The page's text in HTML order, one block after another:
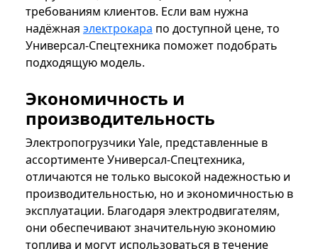
требованиям клиентов. Если вам нужна
надёжная электрокара по доступной цене, то
Универсал-Спецтехника поможет подобрать
подходящую модель.
Экономичность и
производительность
Электропогрузчики Yale, представленные в
ассортименте Универсал-Спецтехника,
отличаются не только высокой надежностью и
производительностью, но и экономичностью в
эксплуатации. Благодаря электродвигателям,
они обеспечивают значительную экономию
топлива и могут использоваться в течение